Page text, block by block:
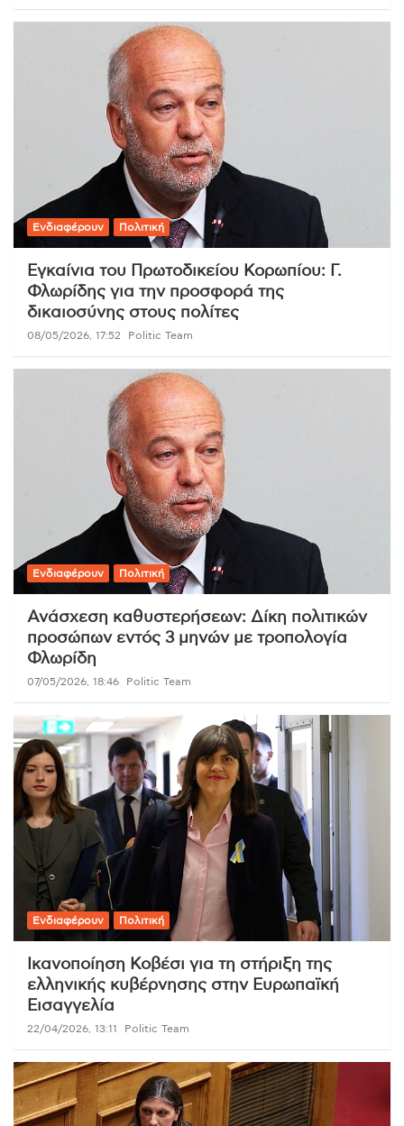
Ενδιαφέρουν Πολιτική
Εγκαίνια του Πρωτοδικείου Κορωπίου: Γ.
Φλωρίδης για την προσφορά της
δικαιοσύνης στους πολίτες
08/05/2026, 17:52 Politic Team
Ενδιαφέρουν Πολιτική
Ανάσχεση καθυστερήσεων: Δίκη πολιτικών
προσώπων εντός 3 μηνών με τροπολογία
Φλωρίδη
07/05/2026, 18:46 Politic Team
Ενδιαφέρουν Πολιτική
Ικανοποίηση Κοβέσι για τη στήριξη της
ελληνικής κυβέρνησης στην Ευρωπαϊκή
Εισαγγελία
22/04/2026, 13:11 Politic Team